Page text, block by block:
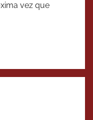
vez que